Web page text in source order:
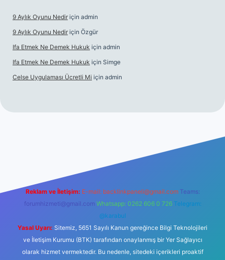
9 Aylık Oyunu Nedir için admin
9 Aylık Oyunu Nedir için Özgür
Ifa Etmek Ne Demek Hukuk için admin
Ifa Etmek Ne Demek Hukuk için Simge
Celse Uygulaması Ücretli Mi için admin
Reklam ve İletişim: E-mail: backlinkpaneli@gmail.com Teams:
forumhizmeti@gmail.com Whatsapp: 0262 606 0 726 Telegram:
@karabul
Yasal Uyarı: Sitemiz, 5651 Sayılı Kanun gereğince Bilgi Teknolojileri
ve İletişim Kurumu (BTK) tarafından onaylanmış bir Yer Sağlayıcı
olarak hizmet vermektedir. Bu nedenle, sitedeki içerikleri proaktif